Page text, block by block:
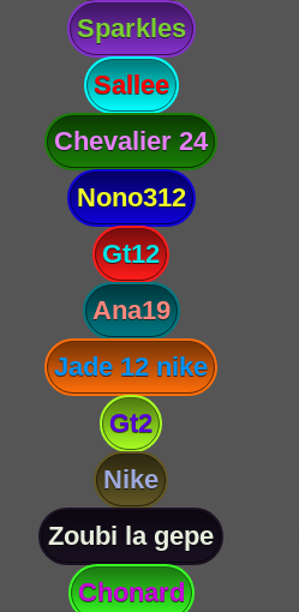
Sparkles
Sallee
Chevalier 24
Nono312
Gt12
Ana19
Jade 12 nike
Gt2
Nike
Zoubi la gepe
Chonard